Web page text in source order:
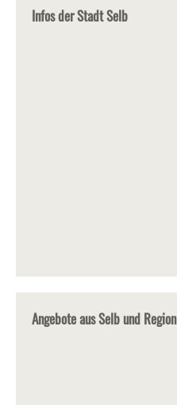
Infos der Stadt Selb
Angebote aus Selb und Region